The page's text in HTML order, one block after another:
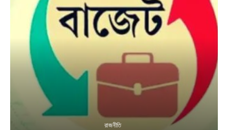
রাজনীতি